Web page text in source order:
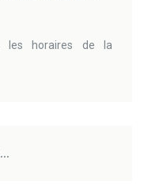
les horaires de la